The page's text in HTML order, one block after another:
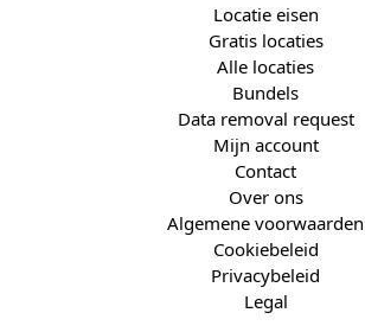
Locatie eisen
Gratis locaties
Alle locaties
Bundels
Data removal request
Mijn account
Contact
Over ons
Algemene voorwaarden
Cookiebeleid
Privacybeleid
Legal